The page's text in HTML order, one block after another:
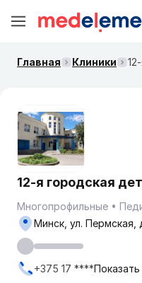
Главная Клиники
12-я городская
Многопрофильные
Минск, ул. Пермская,
+375 17 ****